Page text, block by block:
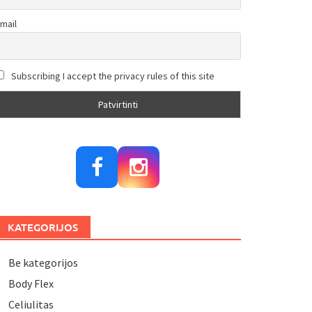
Subscribing I accept the privacy rules of this site
KATEGORIJOS
Be kategorijos
Body Flex
Celiulitas